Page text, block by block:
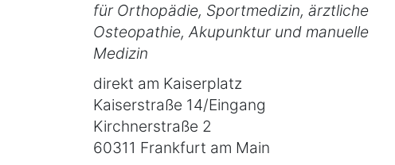
für Orthopädie, Sportmedizin, ärztliche
Osteopathie, Akupunktur und manuelle
Medizin
direkt am Kaiserplatz
Kaiserstraße 14/Eingang
Kirchnerstraße 2
60311 Frankfurt am Main